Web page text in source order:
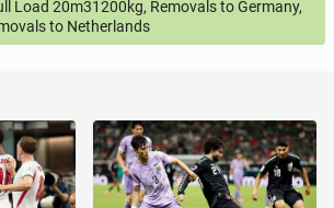
Load 20m31200kg, Removals to Germany,
to Netherlands